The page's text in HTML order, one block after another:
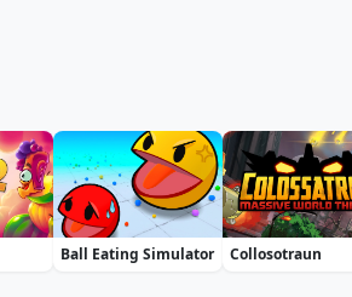
Ball Eating Simulator Collosotraun